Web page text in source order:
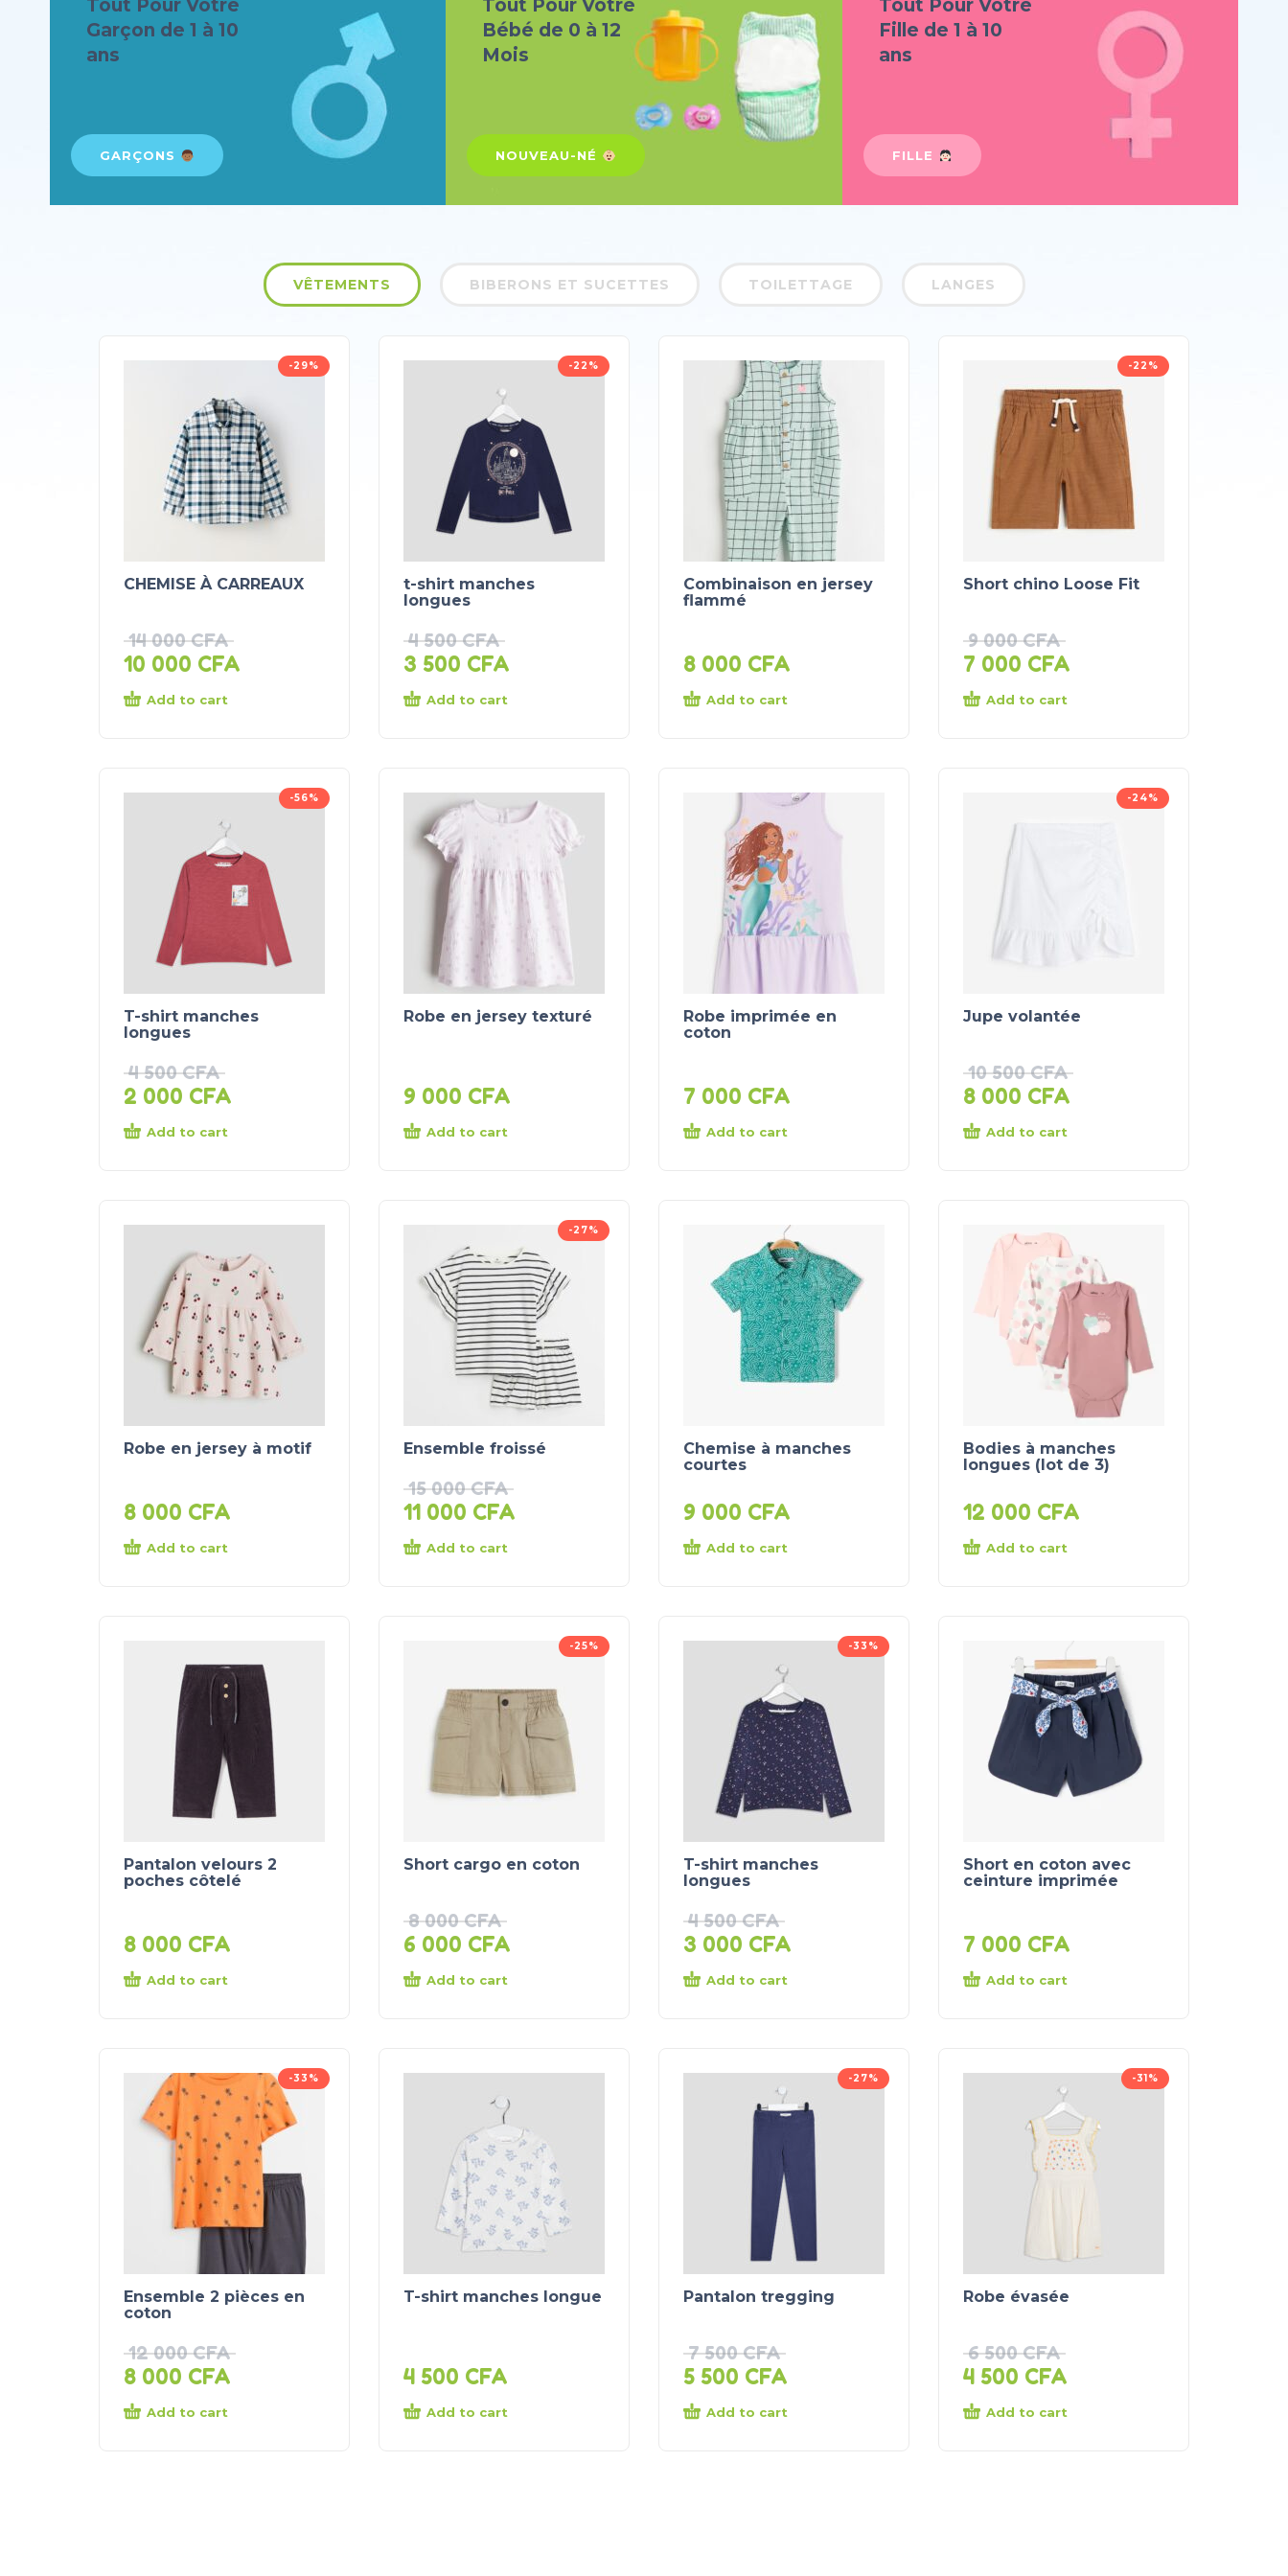
Tout Pour Votre
Garçon de 1 à 10
ans
GARÇONS
Tout Pour Votre
Bébé de 0 à 12
Mois
NOUVEAU-NÉ
Tout Pour Votre
Fille de 1 à 10
ans
FILLE
VÊTEMENTS BIBERONS ET SUCETTES TOILETTAGE LANGES
-29%
CHEMISE À CARREAUX
14 000CFA
10 000 CFA
Add to cart
-22%
t-shirt manches
longues
4 500CFA
3 500 CFA
Add to cart
Combinaison en jersey
flammé
8 000 CFA
Add to cart
-22%
Short chino Loose Fit
9 000CFA
7 000 CFA
Add to cart
-56%
T-shirt manches
longues
4 500CFA
2 000 CFA
Add to cart
Robe en jersey texturé
9 000 CFA
Add to cart
Robe imprimée en
coton
7 000 CFA
Add to cart
-24%
Jupe volantée
10 500CFA
8 000 CFA
Add to cart
Robe en jersey à motif
8 000 CFA
Add to cart
-27%
Ensemble froissé
15 000CFA
11 000 CFA
Add to cart
Chemise à manches
courtes
9 000 CFA
Add to cart
Bodies à manches
longues (lot de 3)
12 000 CFA
Add to cart
Pantalon velours 2
poches côtelé
8 000 CFA
Add to cart
-25%
Short cargo en coton
8 000CFA
6 000 CFA
Add to cart
-33%
T-shirt manches
longues
4 500CFA
3 000 CFA
Add to cart
Short en coton avec
ceinture imprimée
7 000 CFA
Add to cart
-33%
Ensemble 2 pièces en
coton
12 000CFA
8 000 CFA
Add to cart
T-shirt manches longue
4 500 CFA
Add to cart
-27%
Pantalon tregging
7 500CFA
5 500 CFA
Add to cart
-31%
Robe évasée
6 500CFA
4 500 CFA
Add to cart